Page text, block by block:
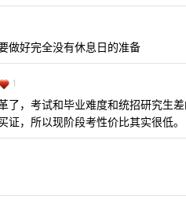
做好完全没有休息日的准备
1
了，考试和毕业难度和统招研究生
，所以现阶段考性价比其实很低。